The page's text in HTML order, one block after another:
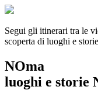
Segui gli itinerari tra le
scoperta di luoghi e storie
NOma
luoghi e storie